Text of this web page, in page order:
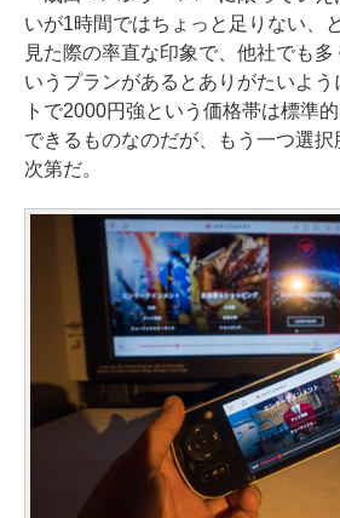
いが1時間ではちょっと足りない、
見た際の率直な印象で、他社でも多
いうプランがあるとありがたいよう
トで2000円強という価格帯は標準
できるものなのだが、もう一つ選
次第だ。